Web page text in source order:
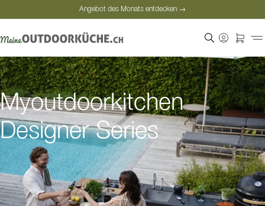
Angebot des Monats entdecken →
Angebot des Monats entdecken →
Myoutdoorkitchen
Designer Series